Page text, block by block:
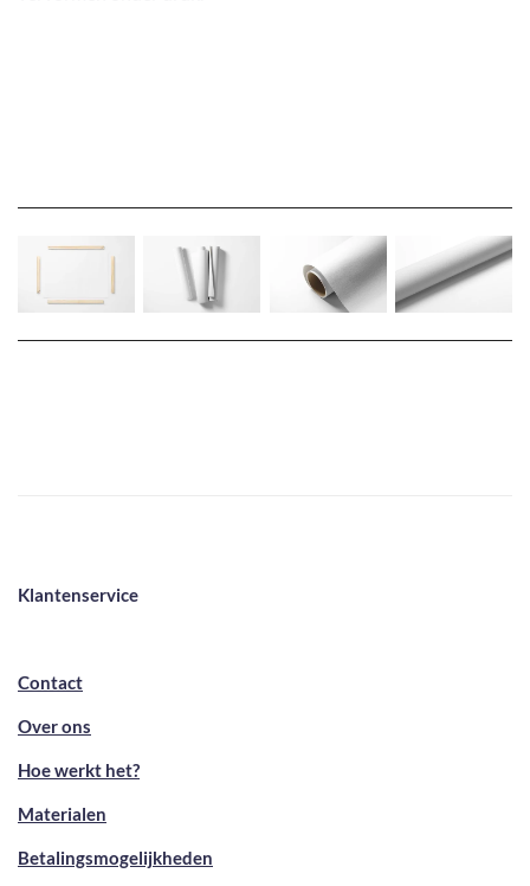
Klantenservice
Contact
Over ons
Hoe werkt het?
Materialen
Betalingsmogelijkheden